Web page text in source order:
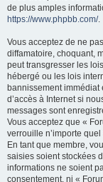
de plus amples
https://www.phpbb.com/.
Vous acceptez de ne
diffamatoire, choquant,
peut transgresser les
hébergé ou les lois
bannissement immédiat
d’accès à Internet si
messages sont
Vous acceptez que «
verrouille n’importe
En tant que membre,
saisies soient stockées
informations ne soient
consentement, ni «